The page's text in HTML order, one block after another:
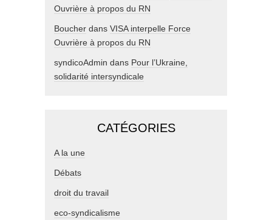
Ouvrière à propos du RN
Boucher dans VISA interpelle Force
Ouvrière à propos du RN
syndicoAdmin dans Pour l’Ukraine,
solidarité intersyndicale
CATÉGORIES
A la une
Débats
droit du travail
eco-syndicalisme